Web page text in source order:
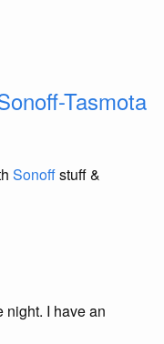
Tasmota
Sonoffstuff &
night. I have an